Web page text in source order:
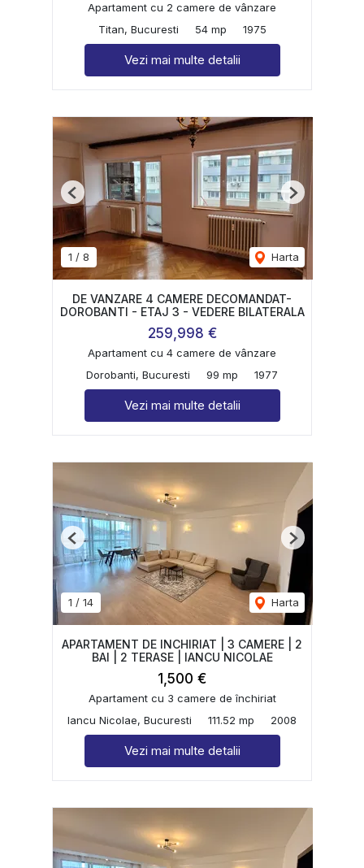
Apartament cu 2 camere de vânzare
Titan, Bucuresti
54 mp 1975
Vezi mai multe detalii
1 / 8 Harta
Previous Next
DE VANZARE 4 CAMERE DECOMANDAT-
DOROBANTI - ETAJ 3 - VEDERE BILATERALA
259,998 €
Apartament cu 4 camere de vânzare
Dorobanti, Bucuresti
99 mp 1977
Vezi mai multe detalii
1 / 14 Harta
Previous Next
APARTAMENT DE INCHIRIAT | 3 CAMERE | 2
BAI | 2 TERASE | IANCU NICOLAE
1,500 €
Apartament cu 3 camere de închiriat
Iancu Nicolae, Bucuresti
111.52 mp 2008
Vezi mai multe detalii